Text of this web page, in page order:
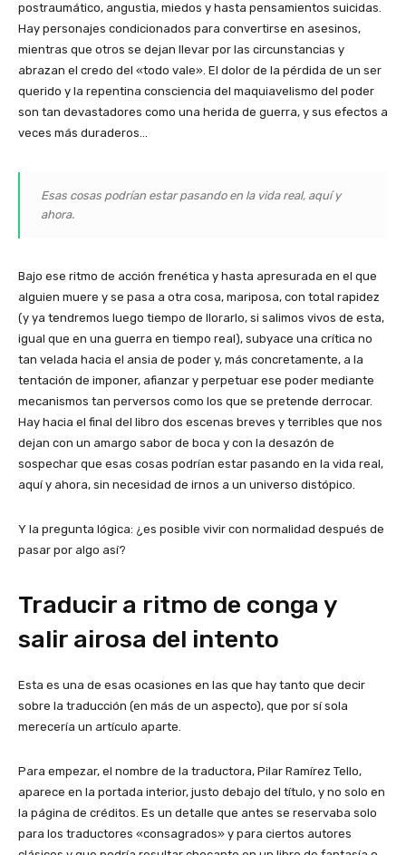
postraumático, angustia, miedos y hasta pensamientos suicidas.
Hay personajes condicionados para convertirse en asesinos,
mientras que otros se dejan llevar por las circunstancias y
abrazan el credo del «todo vale». El dolor de la pérdida de un ser
querido y la repentina consciencia del maquiavelismo del poder
son tan devastadores como una herida de guerra, y sus efectos a
veces más duraderos…
Esas cosas podrían estar pasando en la vida real, aquí y
ahora.
Bajo ese ritmo de acción frenética y hasta apresurada en el que
alguien muere y se pasa a otra cosa, mariposa, con total rapidez
(y ya tendremos luego tiempo de llorarlo, si salimos vivos de esta,
igual que en una guerra en tiempo real), subyace una crítica no
tan velada hacia el ansia de poder y, más concretamente, a la
tentación de imponer, afianzar y perpetuar ese poder mediante
mecanismos tan perversos como los que se pretende derrocar.
Hay hacia el final del libro dos escenas breves y terribles que nos
dejan con un amargo sabor de boca y con la desazón de
sospechar que esas cosas podrían estar pasando en la vida real,
aquí y ahora, sin necesidad de irnos a un universo distópico.
Y la pregunta lógica: ¿es posible vivir con normalidad después de
pasar por algo así?
Traducir a ritmo de conga y
salir airosa del intento
Esta es una de esas ocasiones en las que hay tanto que decir
sobre la traducción (en más de un aspecto), que por sí sola
merecería un artículo aparte.
Para empezar, el nombre de la traductora, Pilar Ramírez Tello,
aparece en la portada interior, justo debajo del título, y no solo en
la página de créditos. Es un detalle que antes se reservaba solo
para los traductores «consagrados» y para ciertos autores